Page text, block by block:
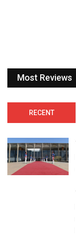
Most Reviews
RECENT